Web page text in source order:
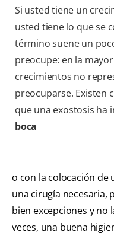
Si usted tiene un
usted tiene lo que se
término suene un
preocupe: en la
crecimientos no
preocuparse. Existen
que una exostosis ha
boca
o con la colocación
una cirugía necesaria,
bien excepciones y no
veces, una buena